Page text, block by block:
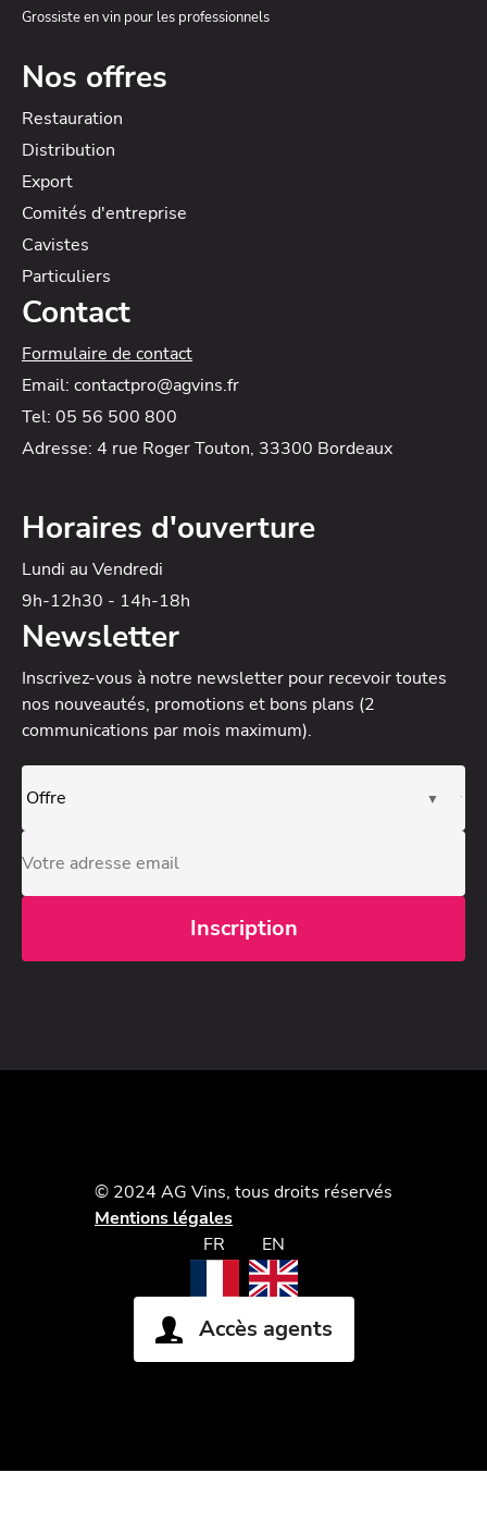
Grossiste en vin pour les professionnels
Nos offres
Restauration
Distribution
Export
Comités d'entreprise
Cavistes
Particuliers
Contact
Formulaire de contact
Email: contactpro@agvins.fr
Tel: 05 56 500 800
Adresse: 4 rue Roger Touton, 33300 Bordeaux
Horaires d'ouverture
Lundi au Vendredi
9h-12h30 - 14h-18h
Newsletter
Inscrivez-vous à notre newsletter pour recevoir toutes
nos nouveautés, promotions et bons plans (2
communications par mois maximum).
© 2024 AG Vins, tous droits réservés
Mentions légales
FR
EN
Accès agents